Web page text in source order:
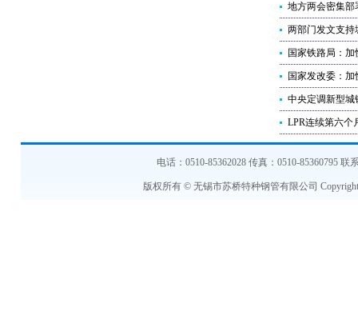
地方两会密集
两部门发文支
国家铁路局：
国家发改委：
中央定调新型
LPR连续第六个
电话：0510-85362028 传真：0510-85360795
版权所有 © 无锡市苏桥特种钢管有限公司